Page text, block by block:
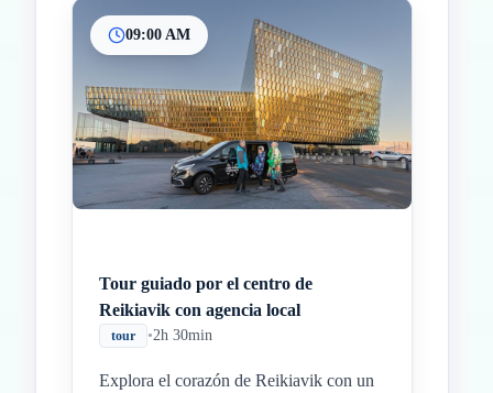
InicioParadas intermedias
Final
09:00 AM
Tour guiado por el centro de
Reikiavik con agencia local
tour •2h 30min
Explora el corazón de Reikiavik con un